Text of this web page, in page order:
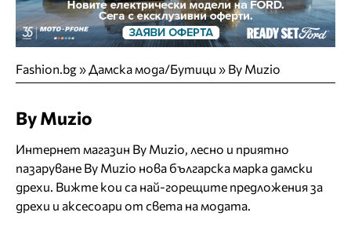
Fashion.bg»Дамска мода/Бутици » By Muzio
By Muzio
Интернет магазин By Muzio, лесно и приятно
пазаруване By Muzio нова българска марка дамски
дрехи. Вижте кои са най-горещите предложения за
дрехи и аксесоари от света на модата.